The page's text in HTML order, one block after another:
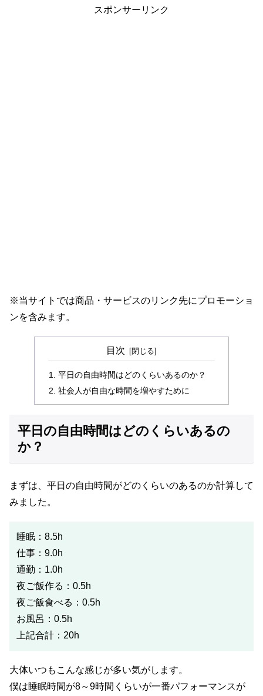
スポンサーリンク
※当サイトでは商品・サービスのリンク先にプロモーショ
ンを含みます。
目次
平日の自由時間はどのくらいあるのか？
社会人が自由な時間を増やすために
平日の自由時間はどのくらいあるの
か？
まずは、平日の自由時間がどのくらいのあるのか計算して
みました。
睡眠：8.5h
仕事：9.0h
通勤：1.0h
夜ご飯作る：0.5h
夜ご飯食べる：0.5h
お風呂：0.5h
上記合計：20h
大体いつもこんな感じが多い気がします。
僕は睡眠時間が8～9時間くらいが一番パフォーマンスが